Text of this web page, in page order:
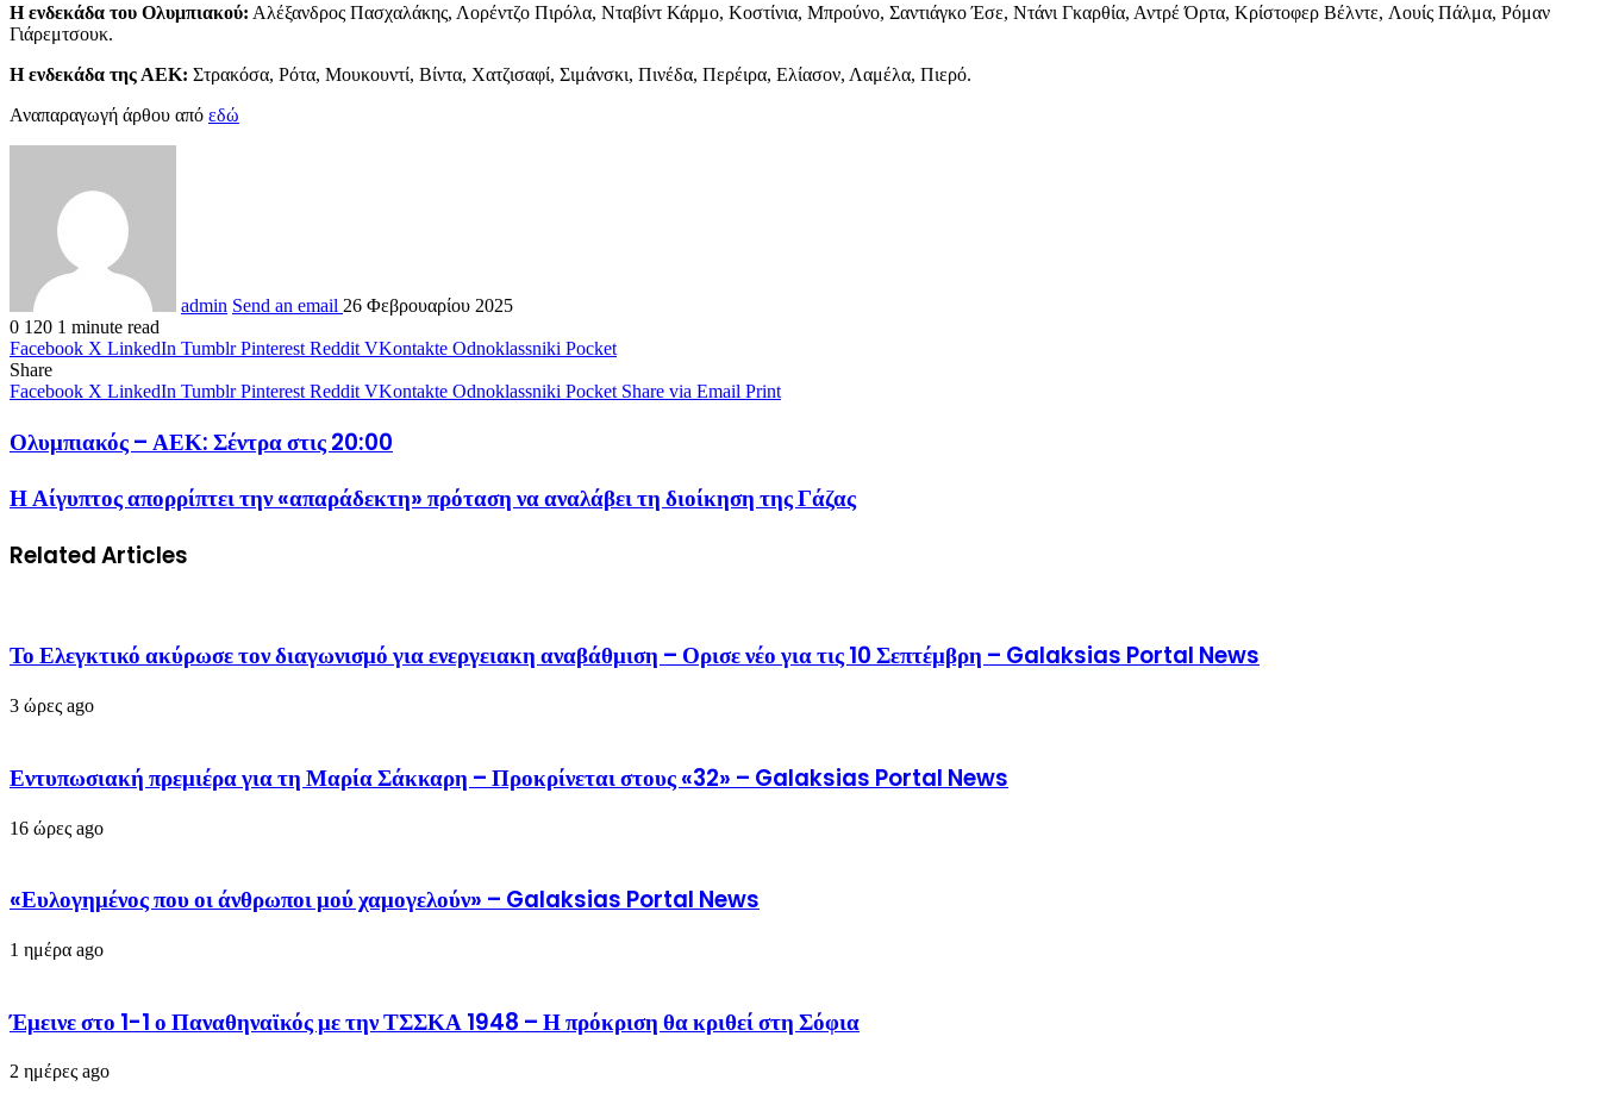
Η ενδεκάδα του Ολυμπιακού: Αλέξανδρος Πασχαλάκης, Λορέντζο Πιρόλα, Νταβίντ Κάρμο, Κοστίνια, Μπρούνο, Σαντιάγκο Έσε, Ντάνι Γκαρθία, Αντρέ Όρτα, Κρίστοφερ Βέλντε, Λουίς Πάλμα, Ρόμαν
Γιάρεμτσουκ.
Η ενδεκάδα της ΑΕΚ: Στρακόσα, Ρότα, Μουκουντί, Βίντα, Χατζισαφί, Σιμάνσκι, Πινέδα, Περέιρα, Ελίασον, Λαμέλα, Πιερό.
Αναπαραγωγή άρθου από εδώ
admin Send an email 26 Φεβρουαρίου 2025
0 120 1 minute read
Facebook X LinkedIn Tumblr Pinterest Reddit VKontakte Odnoklassniki Pocket
Share
Facebook X LinkedIn Tumblr Pinterest Reddit VKontakte Odnoklassniki Pocket Share via Email Print
Ολυμπιακός – ΑΕΚ: Σέντρα στις 20:00
Η Αίγυπτος απορρίπτει την «απαράδεκτη» πρόταση να αναλάβει τη διοίκηση της Γάζας
Related Articles
Το Ελεγκτικό ακύρωσε τον διαγωνισμό για ενεργειακη αναβάθμιση – Ορισε νέο για τις 10 Σεπτέμβρη – Galaksias Portal News
3 ώρες ago
Εντυπωσιακή πρεμιέρα για τη Μαρία Σάκκαρη – Προκρίνεται στους «32» – Galaksias Portal News
16 ώρες ago
«Ευλογημένος που οι άνθρωποι μού χαμογελούν» – Galaksias Portal News
1 ημέρα ago
Έμεινε στο 1-1 ο Παναθηναϊκός με την ΤΣΣΚΑ 1948 – Η πρόκριση θα κριθεί στη Σόφια
2 ημέρες ago